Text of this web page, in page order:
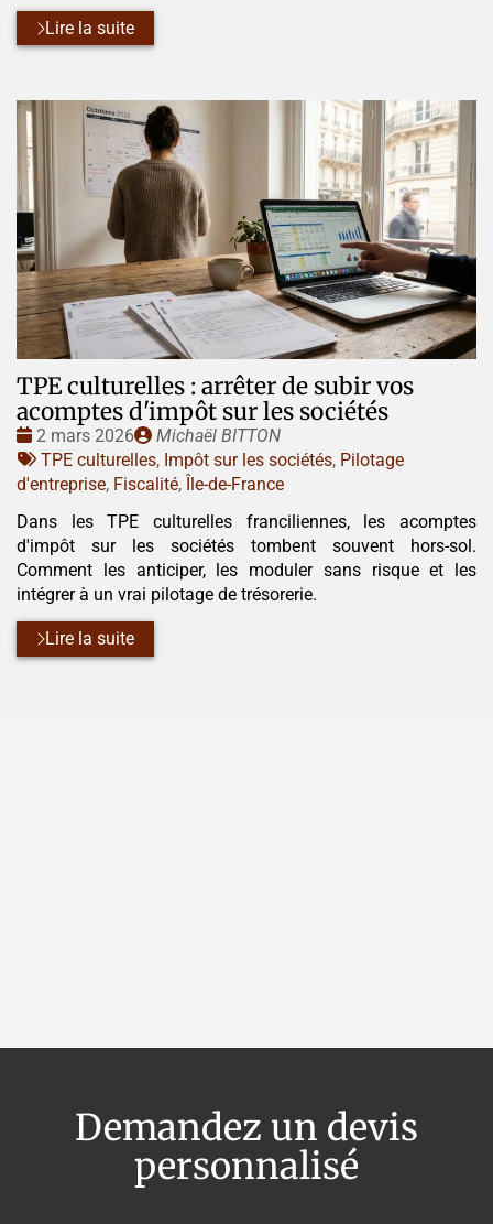
Lire la suite
TPE culturelles : arrêter de subir vos
acomptes d'impôt sur les sociétés
Date
:
2 mars 2026
Publié
par
Michaël BITTON
Tags
:
TPE culturelles, Impôt sur les sociétés, Pilotage
d'entreprise, Fiscalité, Île-de-France
Dans les TPE culturelles franciliennes, les acomptes
d'impôt sur les sociétés tombent souvent hors-sol.
Comment les anticiper, les moduler sans risque et les
intégrer à un vrai pilotage de trésorerie.
Lire la suite
Demandez un devis
personnalisé